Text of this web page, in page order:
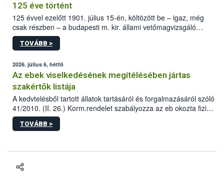
125 éve történt
125 évvel ezelőtt 1901. július 15-én, költözött be – igaz, még
csak részben – a budapesti m. kir. állami vetőmagvizsgáló
állomás a Kis Rókus utca 15. szám alatti, Czigler Győző által
tervezett új épületébe.
TOVÁBB >
2026. július 6, hétfő
Az ebek viselkedésének megítélésében jártas
szakértők listája
A kedvtelésből tartott állatok tartásáról és forgalmazásáról szóló
41/2010. (II. 26.) Korm.rendelet szabályozza az eb okozta fizikai
sérülés, illetve ennek veszélye keletkezésekor felmerülő
hatósági feladatokat, valamint a veszélyes eb tartását és annak
TOVÁBB >